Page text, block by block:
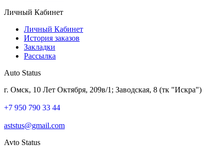
Личный Кабинет
Личный Кабинет
История заказов
Закладки
Рассылка
Auto Status
г. Омск, 10 Лет Октября, 209в/1; Заводская, 8 (тк "Искра")
+7 950 790 33 44
aststus@gmail.com
Avto Status